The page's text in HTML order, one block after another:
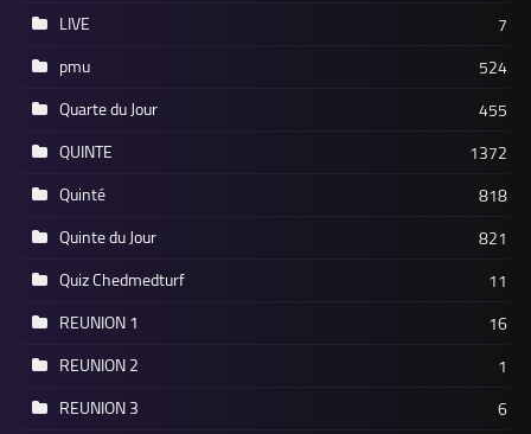
LIVE
7
pmu
524
Quarte du Jour
455
QUINTE
1372
Quinté
818
Quinte du Jour
821
Quiz Chedmedturf
11
REUNION 1
16
REUNION 2
1
REUNION 3
6